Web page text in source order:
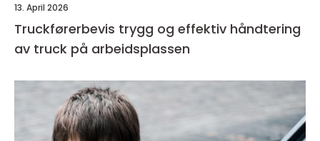
13. April 2026
Truckførerbevis trygg og effektiv håndtering
av truck på arbeidsplassen